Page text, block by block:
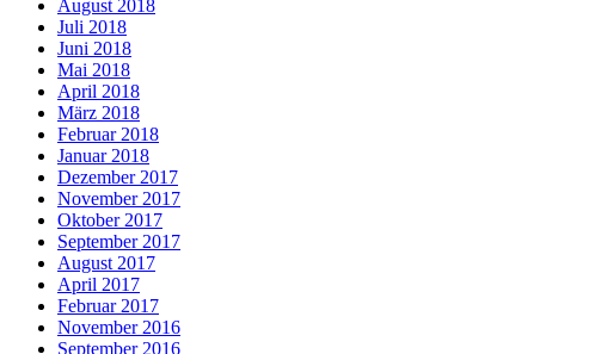
August 2018
Juli 2018
Juni 2018
Mai 2018
April 2018
März 2018
Februar 2018
Januar 2018
Dezember 2017
November 2017
Oktober 2017
September 2017
August 2017
April 2017
Februar 2017
November 2016
September 2016